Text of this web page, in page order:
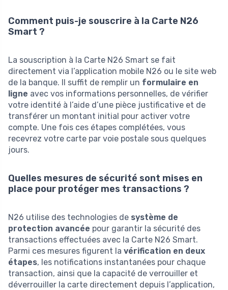
Comment puis-je souscrire à la Carte N26
Smart ?
La souscription à la Carte N26 Smart se fait
directement via l’application mobile N26 ou le site web
de la banque. Il suffit de remplir un formulaire en
ligne avec vos informations personnelles, de vérifier
votre identité à l’aide d’une pièce justificative et de
transférer un montant initial pour activer votre
compte. Une fois ces étapes complétées, vous
recevrez votre carte par voie postale sous quelques
jours.
Quelles mesures de sécurité sont mises en
place pour protéger mes transactions ?
N26 utilise des technologies de système de
protection avancée pour garantir la sécurité des
transactions effectuées avec la Carte N26 Smart.
Parmi ces mesures figurent la vérification en deux
étapes, les notifications instantanées pour chaque
transaction, ainsi que la capacité de verrouiller et
déverrouiller la carte directement depuis l’application,